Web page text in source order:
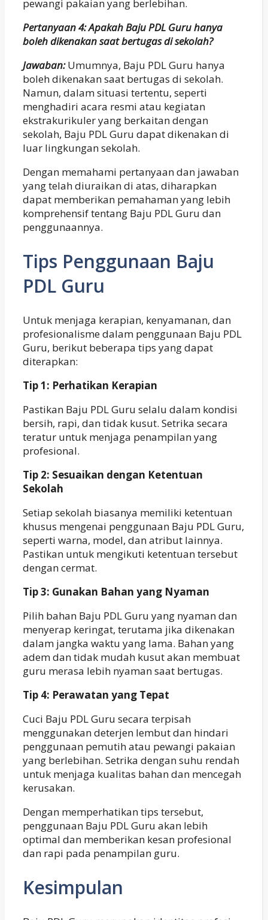
pewangi pakaian yang berlebihan.
Pertanyaan 4: Apakah Baju PDL Guru hanya
boleh dikenakan saat bertugas di sekolah?
Jawaban:Umumnya, Baju PDL Guru hanya
boleh dikenakan saat bertugas di sekolah.
Namun, dalam situasi tertentu, seperti
menghadiri acara resmi atau kegiatan
ekstrakurikuler yang berkaitan dengan
sekolah, Baju PDL Guru dapat dikenakan di
luar lingkungan sekolah.
Dengan memahami pertanyaan dan jawaban
yang telah diuraikan di atas, diharapkan
dapat memberikan pemahaman yang lebih
komprehensif tentang Baju PDL Guru dan
penggunaannya.
Tips Penggunaan Baju
PDL Guru
Untuk menjaga kerapian, kenyamanan, dan
profesionalisme dalam penggunaan Baju PDL
Guru, berikut beberapa tips yang dapat
diterapkan:
Tip 1: Perhatikan Kerapian
Pastikan Baju PDL Guru selalu dalam kondisi
bersih, rapi, dan tidak kusut. Setrika secara
teratur untuk menjaga penampilan yang
profesional.
Tip 2: Sesuaikan dengan Ketentuan
Sekolah
Setiap sekolah biasanya memiliki ketentuan
khusus mengenai penggunaan Baju PDL Guru,
seperti warna, model, dan atribut lainnya.
Pastikan untuk mengikuti ketentuan tersebut
dengan cermat.
Tip 3: Gunakan Bahan yang Nyaman
Pilih bahan Baju PDL Guru yang nyaman dan
menyerap keringat, terutama jika dikenakan
dalam jangka waktu yang lama. Bahan yang
adem dan tidak mudah kusut akan membuat
guru merasa lebih nyaman saat bertugas.
Tip 4: Perawatan yang Tepat
Cuci Baju PDL Guru secara terpisah
menggunakan deterjen lembut dan hindari
penggunaan pemutih atau pewangi pakaian
yang berlebihan. Setrika dengan suhu rendah
untuk menjaga kualitas bahan dan mencegah
kerusakan.
Dengan memperhatikan tips tersebut,
penggunaan Baju PDL Guru akan lebih
optimal dan memberikan kesan profesional
dan rapi pada penampilan guru.
Kesimpulan